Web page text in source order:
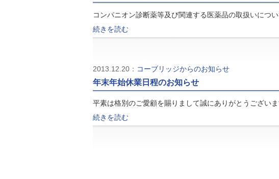
コンパニオン診断薬等及び関連する医薬品の取扱いにつ
続きを読む
2013.12.20： コーブリッジからのお知らせ
年末年始休業日程のお知らせ
平素は格別のご愛顧を賜りまして誠にありがとうござい
続きを読む